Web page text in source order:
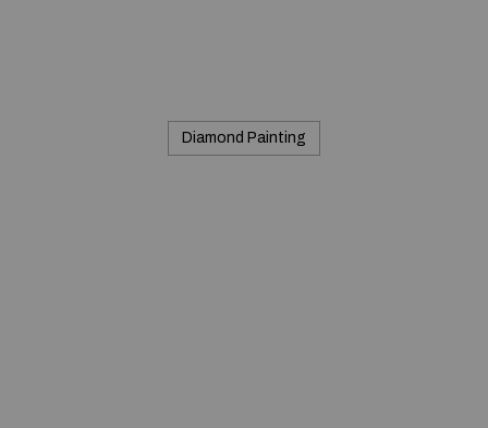
Diamond Painting